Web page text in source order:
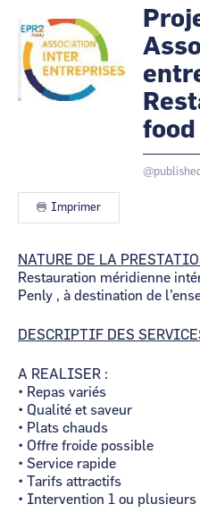
Pays de la Loire
Pays de la Loire
Imprimer
Contenu
NATURE DE LA
Restauration méridienne
Penly , à destination de
DESCRIPTIF DES
A REALISER :
• Repas variés
• Qualité et saveur
• Plats chauds
• Offre froide possible
• Service rapide
• Tarifs attractifs
• Intervention 1 ou